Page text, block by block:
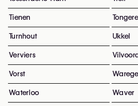
Tienen
Turnhout Ukkel
Verviers
Vorst
Waterloo Waver